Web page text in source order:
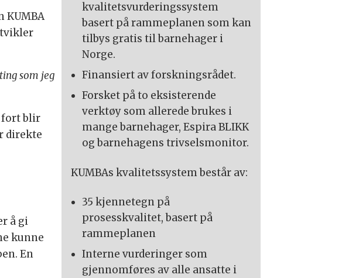
kvalitetsvurderingssystem
basert på rammeplanen som kan
tilbys gratis til barnehager i
Norge.
Finansiert av forskningsrådet.
Forsket på to eksisterende
verktøy som allerede brukes i
mange barnehager, Espira BLIKK
og barnehagens trivselsmonitor.
KUMBAs kvalitetssystem består av:
35 kjennetegn på
prosesskvalitet, basert på
rammeplanen
Interne vurderinger som
gjennomføres av alle ansatte i
KUMBA
som jeg
fort blir
direkte
å gi
kunne
En